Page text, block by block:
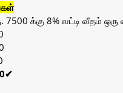
7500 க்கு 8% வட்டி வீதம்